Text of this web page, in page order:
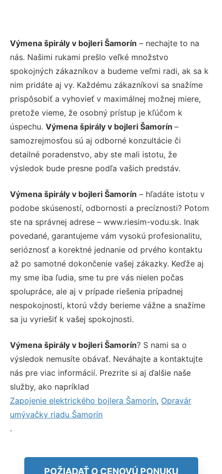
Výmena špirály v bojleri Šamorín – nechajte to na
nás. Našimi rukami prešlo veľké množstvo
spokojných zákazníkov a budeme veľmi radi, ak sa k
nim pridáte aj vy. Každému zákazníkovi sa snažíme
prispôsobiť a vyhovieť v maximálnej možnej miere,
pretože vieme, že osobný prístup je kľúčom k
úspechu. Výmena špirály v bojleri Šamorín –
samozrejmosťou sú aj odborné konzultácie či
detailné poradenstvo, aby ste mali istotu, že
výsledok bude presne podľa vašich predstáv.
Výmena špirály v bojleri Šamorín – hľadáte istotu v
podobe skúseností, odbornosti a precíznosti? Potom
ste na správnej adrese – www.riesim-vodu.sk. Inak
povedané, garantujeme vám vysokú profesionalitu,
serióznosť a korektné jednanie od prvého kontaktu
až po samotné dokončenie vašej zákazky. Keďže aj
my sme iba ľudia, sme tu pre vás nielen počas
spolupráce, ale aj v prípade riešenia prípadnej
nespokojnosti, ktorú vždy berieme vážne a snažíme
sa ju vyriešiť k vašej spokojnosti.
Výmena špirály v bojleri Šamorín? S nami sa o
výsledok nemusíte obávať. Neváhajte a kontaktujte
nás pre viac informácií. Prezrite si aj ďalšie naše
služby, ako napríklad
Zapojenie elektrického bojlera Šamorín, Opravár
umývačky riadu Šamorín
.
POŽIADAŤ O CENOVÚ PONUKU